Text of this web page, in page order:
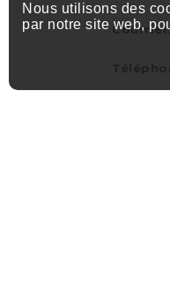
Courriel:
Nous utilisons des
par notre site web,